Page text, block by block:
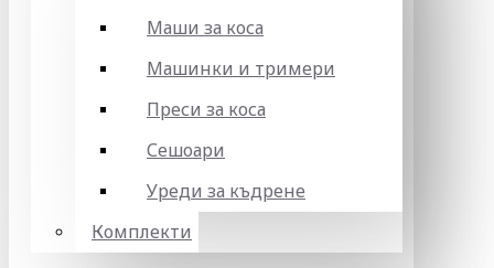
Маши за коса
Машинки и тримери
Преси за коса
Сешоари
Уреди за къдрене
Комплекти